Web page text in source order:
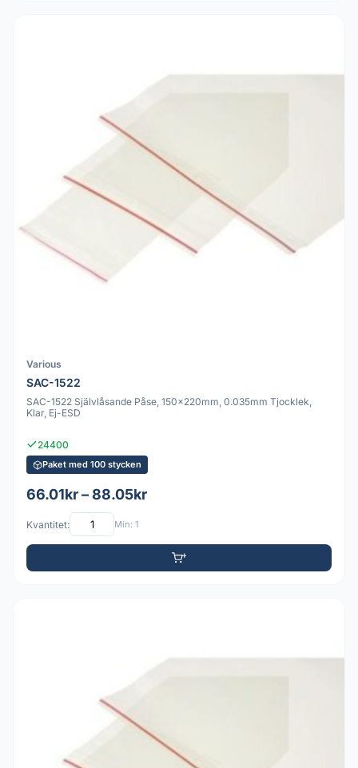
Various
SAC-1522
SAC-1522 Självlåsande Påse, 150x220mm, 0.035mm Tjocklek,
Klar, Ej-ESD
24400
Paket med 100 stycken
66.01kr – 88.05kr
Kvantitet: Min: 1